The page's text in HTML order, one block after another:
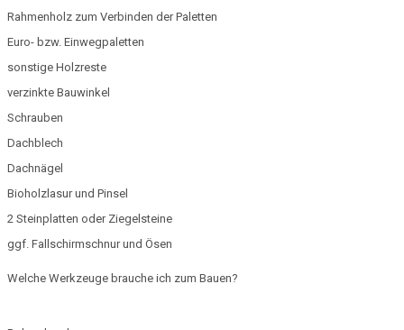
Rahmenholz zum Verbinden der Paletten
Euro- bzw. Einwegpaletten
sonstige Holzreste
verzinkte Bauwinkel
Schrauben
Dachblech
Dachnägel
Bioholzlasur und Pinsel
2 Steinplatten oder Ziegelsteine
ggf. Fallschirmschnur und Ösen
Welche Werkzeuge brauche ich zum Bauen?